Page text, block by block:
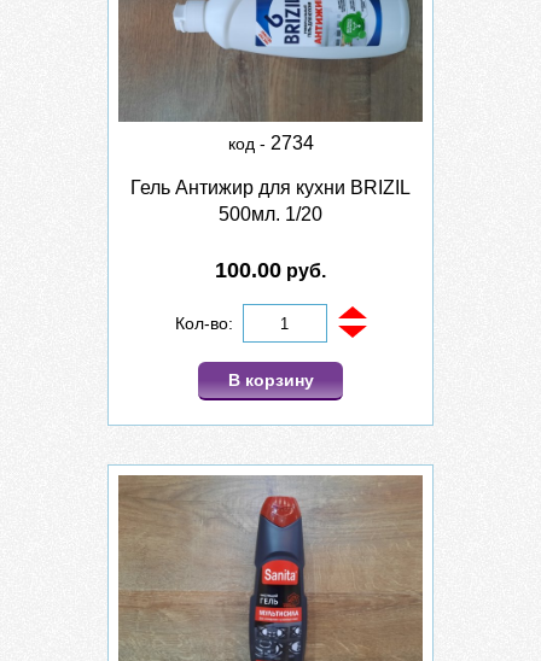
код - 2734
Гель Антижир для кухни BRIZIL
500мл. 1/20
100.00 руб.
Кол-во:
В корзину